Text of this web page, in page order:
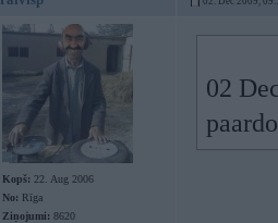
Kopš: 22. Aug 2006
No: Rīga
Ziņojumi: 8620
02